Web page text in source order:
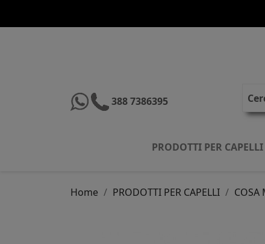
388 7386395
PRODOTTI PER CAPELLI
Home PRODOTTI PER CAPELLI COSA